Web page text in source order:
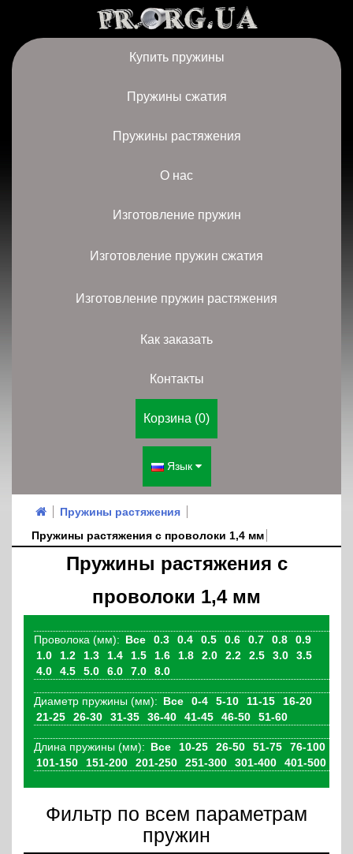
Купить пружины
Пружины сжатия
Пружины растяжения
О нас
Изготовление пружин
Изготовление пружин сжатия
Изготовление пружин растяжения
Как заказать
Контакты
Корзина (0)
Язык
Пружины растяжения
Пружины растяжения с проволоки 1,4 мм
Пружины растяжения с
проволоки 1,4 мм
Проволока (мм): Все 0.3 0.4 0.5 0.6 0.7 0.8
0.9
1.0
1.2 1.3 1.4 1.5 1.6 1.8 2.0 2.2 2.5 3.0
3.5
4.0
4.5 5.0 6.0 7.0 8.0
Диаметр пружины (мм): Все 0-4 5-10 11-15
16-20
21-25
26-30 31-35 36-40 41-45 46-50 51-60
Длина пружины (мм): Все 10-25 26-50 51-75
76-100
101-150
151-200 201-250 251-300 301-400 401-500
Фильтр по всем параметрам
пружин